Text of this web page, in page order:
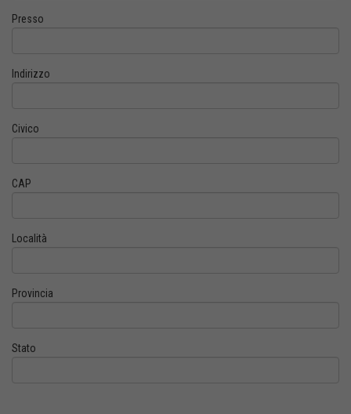
Presso
Indirizzo
Civico
CAP
Località
Provincia
Stato